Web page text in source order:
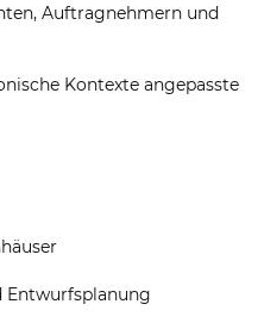
Auftragnehmern und
Kontexte angepasste
Entwurfsplanung